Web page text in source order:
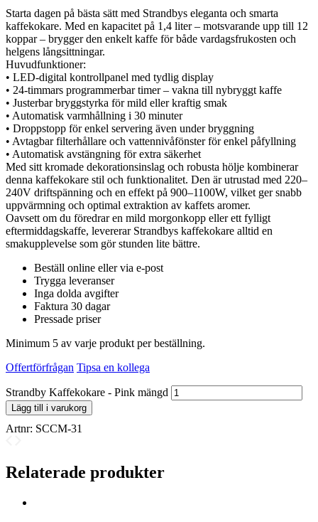
Starta dagen på bästa sätt med Strandbys eleganta och smarta
kaffekokare. Med en kapacitet på 1,4 liter – motsvarande upp till 12
koppar – brygger den enkelt kaffe för både vardagsfrukosten och
helgens långsittningar.
Huvudfunktioner:
• LED-digital kontrollpanel med tydlig display
• 24-timmars programmerbar timer – vakna till nybryggt kaffe
• Justerbar bryggstyrka för mild eller kraftig smak
• Automatisk varmhållning i 30 minuter
• Droppstopp för enkel servering även under bryggning
• Avtagbar filterhållare och vattennivåfönster för enkel påfyllning
• Automatisk avstängning för extra säkerhet
Med sitt kromade dekorationsinslag och robusta hölje kombinerar
denna kaffekokare stil och funktionalitet. Den är utrustad med 220–
240V driftspänning och en effekt på 900–1100W, vilket ger snabb
uppvärmning och optimal extraktion av kaffets aromer.
Oavsett om du föredrar en mild morgonkopp eller ett fylligt
eftermiddagskaffe, levererar Strandbys kaffekokare alltid en
smakupplevelse som gör stunden lite bättre.
Beställ online eller via e-post
Trygga leveranser
Inga dolda avgifter
Faktura 30 dagar
Pressade priser
Minimum 5 av varje produkt per beställning.
Offertförfrågan Tipsa en kollega
Strandby Kaffekokare - Pink mängd
Lägg till i varukorg
Artnr: SCCM-31
Relaterade produkter